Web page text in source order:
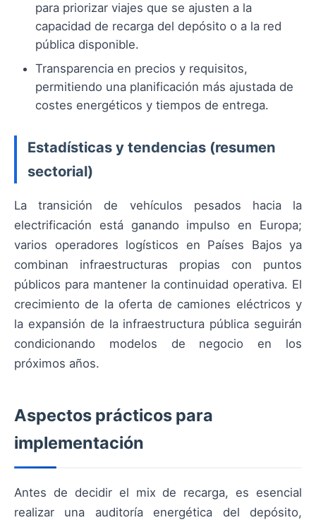
para priorizar viajes que se ajusten a la
capacidad de recarga del depósito o a la red
pública disponible.
Transparencia en precios y requisitos,
permitiendo una planificación más ajustada de
costes energéticos y tiempos de entrega.
Estadísticas y tendencias (resumen
sectorial)
La transición de vehículos pesados hacia la
electrificación está ganando impulso en Europa;
varios operadores logísticos en Países Bajos ya
combinan infraestructuras propias con puntos
públicos para mantener la continuidad operativa. El
crecimiento de la oferta de camiones eléctricos y
la expansión de la infraestructura pública seguirán
condicionando modelos de negocio en los
próximos años.
Aspectos prácticos para
implementación
Antes de decidir el mix de recarga, es esencial
realizar una auditoría energética del depósito,